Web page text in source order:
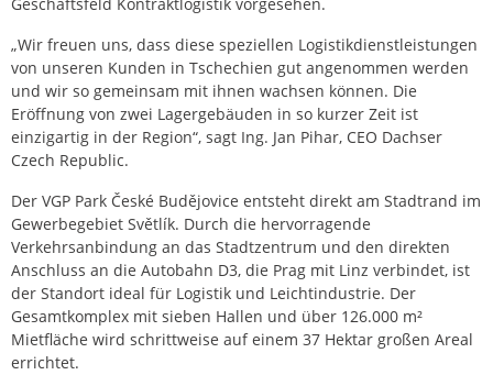
„Wir freuen uns, dass diese speziellen Logistikdienstleistungen
von unseren Kunden in Tschechien gut angenommen werden
und wir so gemeinsam mit ihnen wachsen können. Die
Eröffnung von zwei Lagergebäuden in so kurzer Zeit ist
einzigartig in der Region“, sagt Ing. Jan Pihar, CEO Dachser
Czech Republic.
Der VGP Park České Budějovice entsteht direkt am Stadtrand im
Gewerbegebiet Světlík. Durch die hervorragende
Verkehrsanbindung an das Stadtzentrum und den direkten
Anschluss an die Autobahn D3, die Prag mit Linz verbindet, ist
der Standort ideal für Logistik und Leichtindustrie. Der
Gesamtkomplex mit sieben Hallen und über 126.000 m²
Mietfläche wird schrittweise auf einem 37 Hektar großen Areal
errichtet.